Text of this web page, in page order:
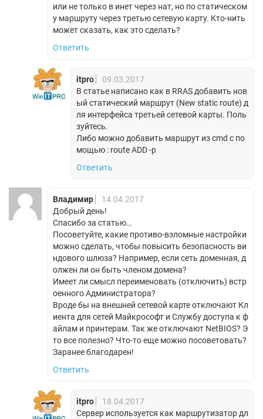
или не только в инет через нат, но по статическом
у маршруту через третью сетевую карту. Кто-нить
может сказать, как это сделать?
Ответить
itpro
09.03.2017
В статье написано как в RRAS добавить нов
ый статический маршрут (New static route) д
ля интерфейса третьей сетевой карты. Поль
зуйтесь.
Либо можно добавить маршрут из cmd с по
мощью : route ADD -p
Ответить
Владимир
14.04.2017
Добрый день!
Спасибо за статью…
Посоветуйте, какие противо-взломные настройки
можно сделать, чтобы повысить безопасность ви
ндового шлюза? Например, если сеть доменная, д
олжен ли он быть членом домена?
Имеет ли смысл переименовать (отключить) встр
оенного Администратора?
Вроде бы на внешней сетевой карте отключают Кл
иента для сетей Майкрософт и Службу доступа к ф
айлам и принтерам. Так же отключают NetBIOS? Э
то все полезно? Что-то еще можно посоветовать?
Заранее благодарен!
Ответить
itpro
18.04.2017
Сервер используется как маршрутизатор дл